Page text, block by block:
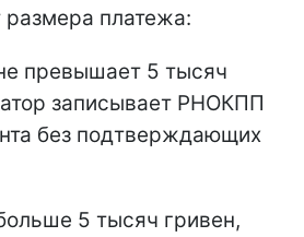
размера платежа:
превышает 5 тысяч
записывает РНОКПП
без подтверждающих
5 тысяч гривен,